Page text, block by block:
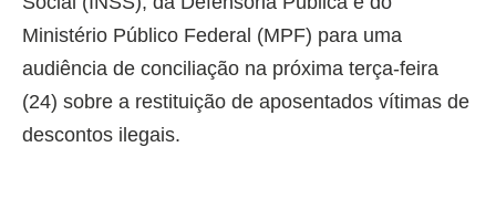
Ministério Público Federal (MPF) para uma
audiência de conciliação na próxima terça-feira
(24) sobre a restituição de aposentados vítimas de
descontos ilegais.